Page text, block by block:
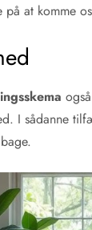
på at komme
I sådanne